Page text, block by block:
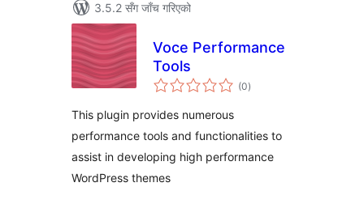
3.5.2 सँग जाँच गरिएको
Voce Performance
Tools
(0कुल
रेटिङ्गहरू
)
This plugin provides numerous
performance tools and functionalities to
assist in developing high performance
WordPress themes